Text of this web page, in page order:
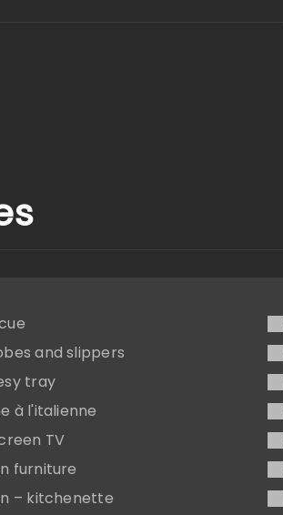
and slippers
tray
à l'italienne
TV
furniture
– kitchenette